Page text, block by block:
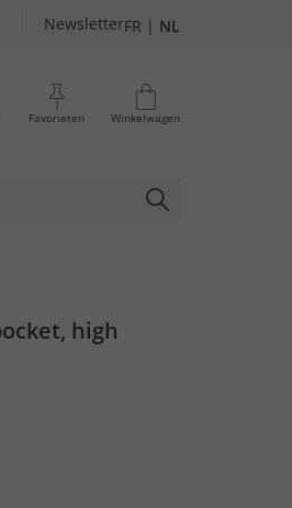
NewsletterFR | NL
Favorieten Winkelwagen
high